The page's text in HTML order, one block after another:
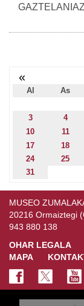
GAZTELANIAZ
«
Al As
3
4
10
11
17
18
24
25
31
MUSEO
20216 Ormaiztegi
943 880 138
OHAR LEGALA
MAPA